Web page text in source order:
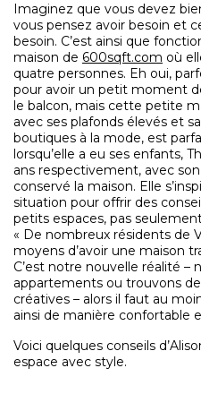
Imaginez que vous devez
vous pensez avoir besoin et
besoin. C’est ainsi que
maison de 600sqft.com où
quatre personnes. Eh oui,
pour avoir un petit moment
le balcon, mais cette petite
avec ses plafonds élevés et
boutiques à la mode, est
lorsqu’elle a eu ses enfants,
ans respectivement, avec
conservé la maison. Elle
situation pour offrir des
petits espaces, pas
« De nombreux résidents de
moyens d’avoir une maison
C’est notre nouvelle réalité –
appartements ou trouvons
créatives – alors il faut au
ainsi de manière confortable
Voici quelques conseils
espace avec style.